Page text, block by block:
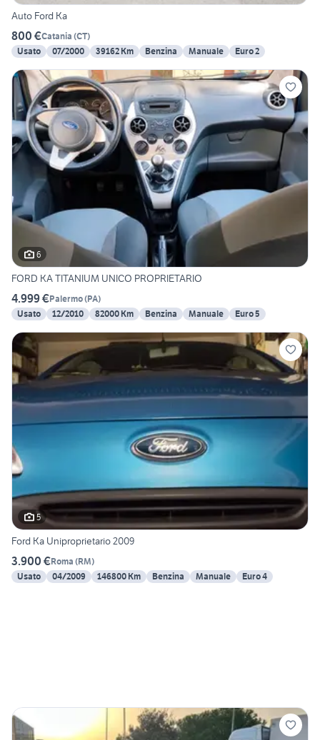
Auto Ford Ka
800 €Catania (CT)
Usato
07/2000 39162 Km Benzina Manuale Euro 2
6
FORD KA TITANIUM UNICO PROPRIETARIO
4.999 €Palermo(PA)
Usato
12/2010 82000 Km Benzina Manuale Euro 5
5
Ford Ka Uniproprietario 2009
3.900 €Roma (RM)
Usato
04/2009 146800 Km Benzina Manuale Euro 4